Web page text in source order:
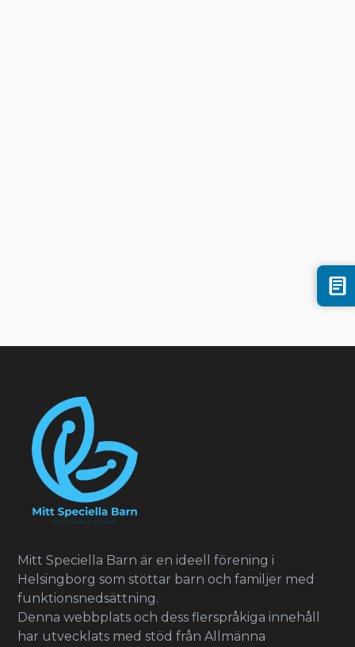
Mitt Speciella Barn är en ideell förening i
Helsingborg som stöttar barn och familjer med
funktionsnedsättning.
Denna webbplats och dess flerspråkiga innehåll
har utvecklats med stöd från Allmänna